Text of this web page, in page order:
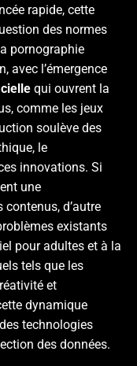
rapide, cette
des normes
pornographie
avec l’émergence
qui ouvrent la
comme les jeux
soulève des
le
innovations. Si
une
d’autre
existants
pour adultes et à la
tels que les
et
dynamique
technologies
des données.